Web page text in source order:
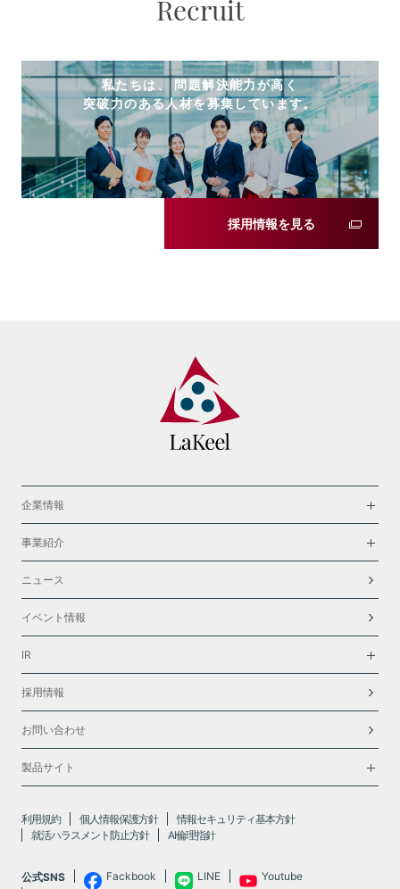
Recruit
私たちは、 問題解決能力が高く
突破力のある人材を募集しています。
採用情報を見る
企業情報
事業紹介
ニュース
イベント情報
IR
採用情報
お問い合わせ
製品サイト
利用規約 個人情報保護方針
情報セキュリティ基本方針
就活ハラスメント防止方針
AI倫理指針
公式SNS Fackbook LINE
Youtube